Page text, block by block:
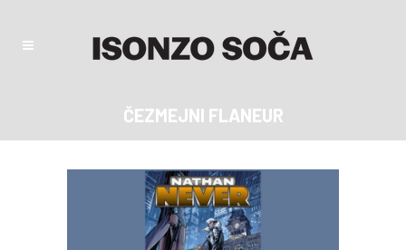
ČEZMEJNI FLANEUR